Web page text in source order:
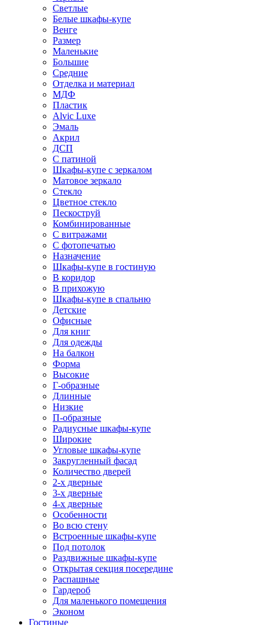
Светлые
Белые шкафы-купе
Венге
Размер
Маленькие
Большие
Средние
Отделка и материал
МДФ
Пластик
Alvic Luxe
Эмаль
Акрил
ДСП
С патиной
Шкафы-купе с зеркалом
Матовое зеркало
Стекло
Цветное стекло
Пескоструй
Комбинированные
С витражами
С фотопечатью
Назначение
Шкафы-купе в гостиную
В коридор
В прихожую
Шкафы-купе в спальню
Детские
Офисные
Для книг
Для одежды
На балкон
Форма
Высокие
Г-образные
Длинные
Низкие
П-образные
Радиусные шкафы-купе
Широкие
Угловые шкафы-купе
Закругленный фасад
Количество дверей
2-х дверные
3-х дверные
4-х дверные
Особенности
Во всю стену
Встроенные шкафы-купе
Под потолок
Раздвижные шкафы-купе
Открытая секция посередине
Распашные
Гардероб
Для маленького помещения
Эконом
Гостиные